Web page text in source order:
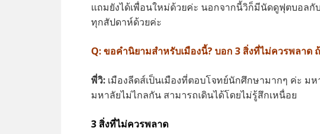
แถมยังได้เพื่อนใหม่ด้วยค่ะ นอกจากนี้วิก็มีนัดดูฟุตบอลกั
ทุกสัปดาห์ด้วยค่ะ
Q:ขอคำนิยามสำหรับเมืองนี้? บอก 3 สิ่งที่ไม่ควรพลาด
พี่วิ: เมืองลีดส์เป็นเมืองที่ตอบโจทย์นักศึกษามากๆ ค่ะ ม
มหาลัยไม่ไกลกัน สามารถเดินได้โดยไม่รู้สึกเหนื่อย
3 สิ่งที่ไม่ควรพลาด